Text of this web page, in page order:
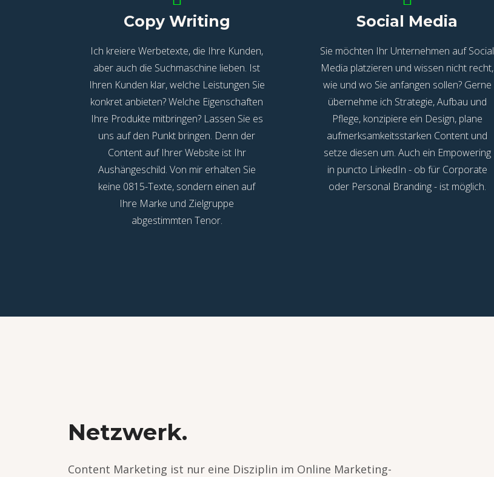
Copy Writing
Ich kreiere Werbetexte, die Ihre Kunden,
aber auch die Suchmaschine lieben. Ist
Ihren Kunden klar, welche Leistungen Sie
konkret anbieten? Welche Eigenschaften
Ihre Produkte mitbringen? Lassen Sie es
uns auf den Punkt bringen. Denn der
Content auf Ihrer Website ist Ihr
Aushängeschild. Von mir erhalten Sie
keine 0815-Texte, sondern einen auf
Ihre Marke und Zielgruppe
abgestimmten Tenor.
Social Media
Sie möchten Ihr Unternehmen auf Social
Media platzieren und wissen nicht recht,
wie und wo Sie anfangen sollen? Gerne
übernehme ich Strategie, Aufbau und
Pflege, konzipiere ein Design, plane
aufmerksamkeitsstarken Content und
setze diesen um. Auch ein Empowering
in puncto LinkedIn - ob für Corporate
oder Personal Branding - ist möglich.
Netzwerk.
Content Marketing ist nur eine Disziplin im Online Marketing-